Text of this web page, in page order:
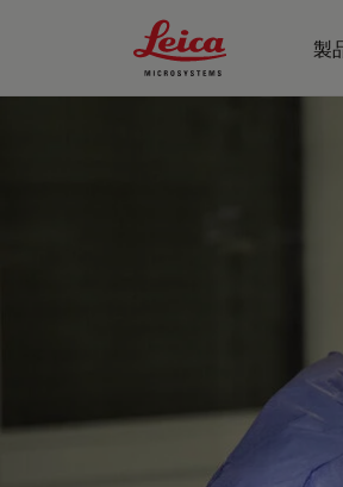
Leica Microsystems
製